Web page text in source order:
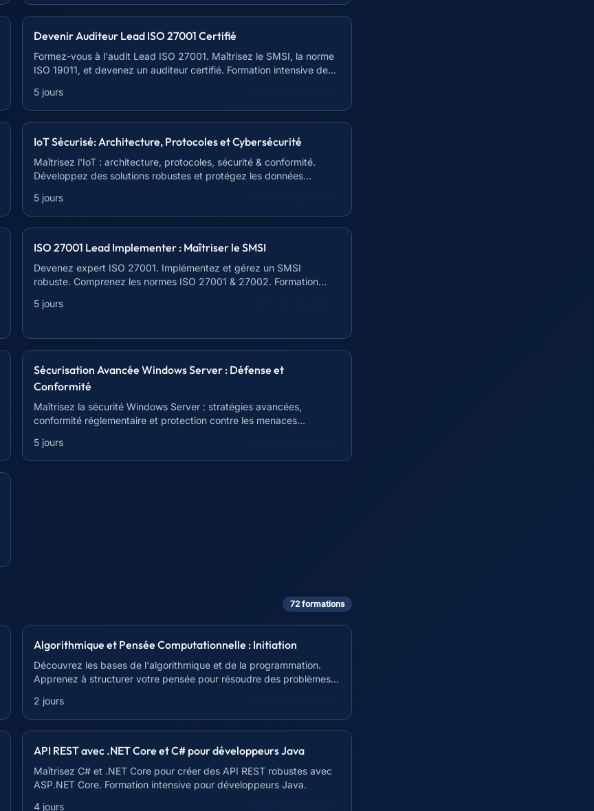
Devenir Auditeur Lead ISO 27001 Certifié
Formez-vous à l'audit Lead ISO 27001. Maîtrisez le SMSI, la norme
ISO 19011, et devenez un auditeur certifié. Formation intensive de
5 jours
IoT Sécurisé: Architecture, Protocoles et Cybersécurité
Maîtrisez l'IoT : architecture, protocoles, sécurité & conformité.
Développez des solutions robustes et protégez les données
5 jours
ISO 27001 Lead Implementer : Maîtriser le SMSI
Devenez expert ISO 27001. Implémentez et gérez un SMSI
robuste. Comprenez les normes ISO 27001 & 27002. Formation
5 jours
Sécurisation Avancée Windows Server : Défense et
Conformité
Maîtrisez la sécurité Windows Server : stratégies avancées,
conformité réglementaire et protection contre les menaces
5 jours
72formations
Algorithmique et Pensée Computationnelle : Initiation
Découvrez les bases de l'algorithmique et de la programmation.
Apprenez à structurer votre pensée pour résoudre des problèmes
2 jours
API REST avec .NET Core et C# pour développeurs Java
Maîtrisez C# et .NET Core pour créer des API REST robustes avec
ASP.NET Core. Formation intensive pour développeurs Java.
4 jours